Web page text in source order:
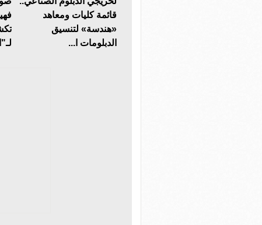
قائمة كليات ومعاهد
«هندسة» لتنسيق
الدبلومات ا...